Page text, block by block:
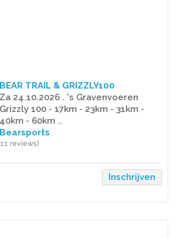
BEAR TRAIL & GRIZZLY100
Za 24.10.2026 . 's Gravenvoeren
Grizzly 100 - 17km - 23km - 31km -
40km - 60km ..
Bearsports
reviews)
Inschrijven